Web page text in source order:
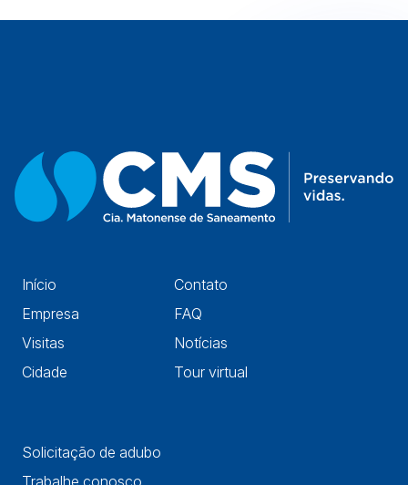
Início
Empresa
Visitas
Cidade
Contato
FAQ
Notícias
Tour virtual
Solicitação de adubo
Trabalhe conosco